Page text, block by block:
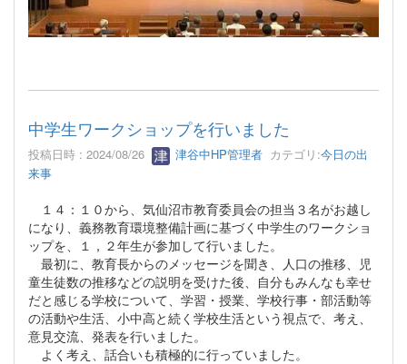
中学生ワークショップを行いました
投稿日時 : 2024/08/26 津谷中HP管理者 カテゴリ:今日の出
来事
１４：１０から、気仙沼市教育委員会の担当３名がお越し
になり、義務教育環境整備計画に基づく中学生のワークショ
ップを、１，２年生が参加して行いました。
最初に、教育長からのメッセージを聞き、人口の推移、児
童生徒数の推移などの説明を受けた後、自分もみんなも幸せ
だと感じる学校について、学習・授業、学校行事・部活動等
の活動や生活、小中高と続く学校生活という視点で、考え、
意見交流、発表を行いました。
よく考え、話合いも積極的に行っていました。